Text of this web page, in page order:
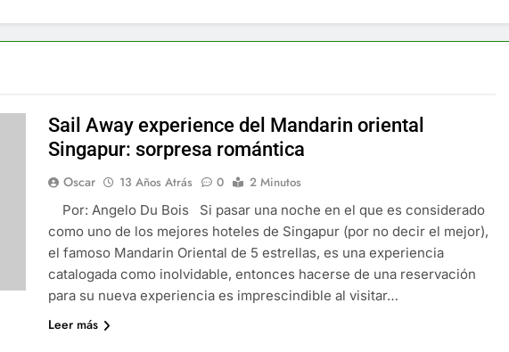
Sail Away experience del Mandarin oriental
Singapur: sorpresa romántica
Oscar 13 Años Atrás 0
2 Minutos
Por: Angelo Du Bois Si pasar una noche en el que es considerado
como uno de los mejores hoteles de Singapur (por no decir el mejor),
el famoso Mandarin Oriental de 5 estrellas, es una experiencia
catalogada como inolvidable, entonces hacerse de una reservación
para su nueva experiencia es imprescindible al visitar…
Leer más